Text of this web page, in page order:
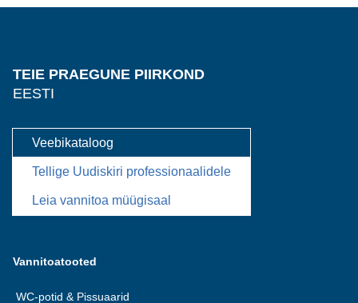
TEIE PRAEGUNE PIIRKOND
EESTI
Veebikataloog
Tellige Uudiskiri professionaalidele
Leia vannitoa müügisaal
Vannitoatooted
WC-potid & Pissuaarid